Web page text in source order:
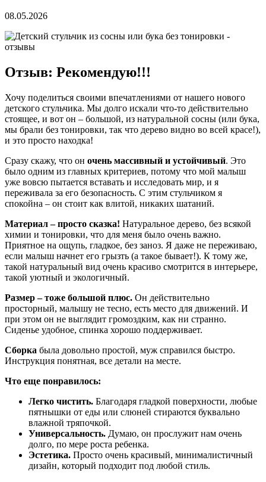
08.05.2026
Отзыв: Рекомендую!!!
Хочу поделиться своими впечатлениями от нашего нового
детского стульчика. Мы долго искали что-то действительно
стоящее, и вот он – большой, из натуральной сосны (или бука,
мы брали без тонировки, так что дерево видно во всей красе!),
и это просто находка!
Сразу скажу, что он очень массивный и устойчивый. Это
было одним из главных критериев, потому что мой малыш
уже вовсю пытается вставать и исследовать мир, и я
переживала за его безопасность. С этим стульчиком я
спокойна – он стоит как влитой, никаких шатаний.
Материал – просто сказка! Натуральное дерево, без всякой
химии и тонировки, что для меня было очень важно.
Приятное на ощупь, гладкое, без заноз. Я даже не переживаю,
если малыш начнет его грызть (а такое бывает!). К тому же,
такой натуральный вид очень красиво смотрится в интерьере,
такой уютный и экологичный.
Размер – тоже большой плюс. Он действительно
просторный, малышу не тесно, есть место для движений. И
при этом он не выглядит громоздким, как ни странно.
Сиденье удобное, спинка хорошо поддерживает.
Сборка была довольно простой, муж справился быстро.
Инструкция понятная, все детали на месте.
Что еще понравилось:
Легко чистить. Благодаря гладкой поверхности, любые
пятнышки от еды или слюней стираются буквально
влажной тряпочкой.
Универсальность. Думаю, он прослужит нам очень
долго, по мере роста ребенка.
Эстетика. Просто очень красивый, минималистичный
дизайн, который подходит под любой стиль.